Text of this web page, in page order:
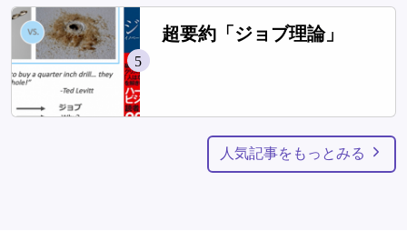
5
超要約「ジョブ理論」
人気記事をもっとみる